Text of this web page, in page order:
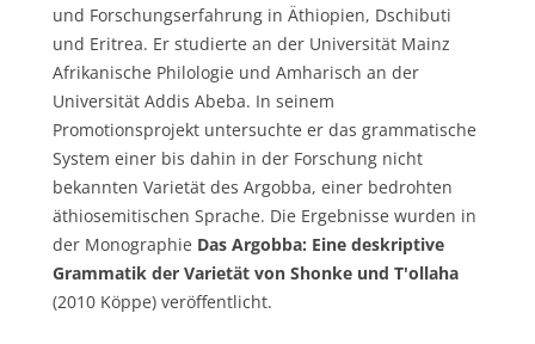
und Forschungserfahrung in Äthiopien, Dschibuti
und Eritrea. Er studierte an der Universität Mainz
Afrikanische Philologie und Amharisch an der
Universität Addis Abeba. In seinem
Promotionsprojekt untersuchte er das grammatische
System einer bis dahin in der Forschung nicht
bekannten Varietät des Argobba, einer bedrohten
äthiosemitischen Sprache. Die Ergebnisse wurden in
der Monographie Das Argobba: Eine deskriptive
Grammatik der Varietät von Shonke und T'ollaha
(2010 Köppe) veröffentlicht.